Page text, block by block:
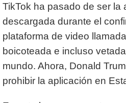
TikTok ha pasado de ser la
descargada durante el
plataforma de video
boicoteada e incluso
mundo. Ahora, Donald
prohibir la aplicación en